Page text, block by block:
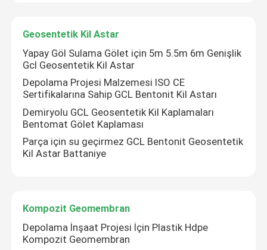
Hakkımızda
Fabrika turu
Kalite kontrol
Bir teklif isteği
Geosentetik Membran
Geosentetik Kil Astar
Yapay Göl Sulama Gölet için 5m 5.5m 6m Genişlik
Gcl Geosentetik Kil Astar
Depolama Projesi Malzemesi ISO CE
Sertifikalarına Sahip GCL Bentonit Kil Astarı
Demiryolu GCL Geosentetik Kil Kaplamaları
Bentomat Gölet Kaplaması
Parça için su geçirmez GCL Bentonit Geosentetik
Kil Astar Battaniye
Kompozit Geomembran
Depolama İnşaat Projesi İçin Plastik Hdpe
Kompozit Geomembran